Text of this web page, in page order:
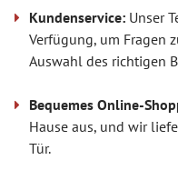
Kundenservice: Unser
Verfügung, um Fragen
Auswahl des richtigen
Bequemes Online-
Hause aus, und wir
Tür.